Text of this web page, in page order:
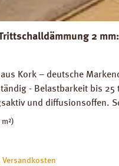
2 mm:
aus Kork – deutsche
- Belastbarkeit bis 25
und diffusionsoffen.
Bei harten Fußboden wie